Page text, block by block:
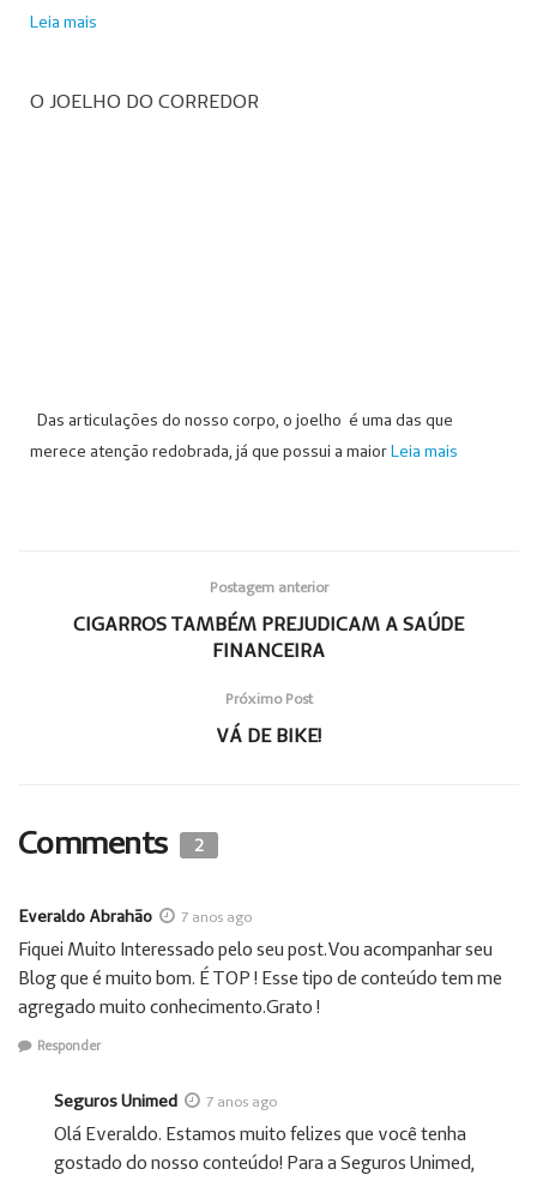
Leia mais
O JOELHO DO CORREDOR
Das articulações do nosso corpo, o joelho é uma das que
merece atenção redobrada, já que possui a maiorLeia mais
Postagem anterior
CIGARROS TAMBÉM PREJUDICAM A SAÚDE
FINANCEIRA
Próximo Post
VÁ DE BIKE!
Comments 2
Everaldo Abrahão 7 anos ago
Fiquei Muito Interessado pelo seu post.Vou acompanhar seu
Blog que é muito bom. É TOP ! Esse tipo de conteúdo tem me
agregado muito conhecimento.Grato !
Responder
Seguros Unimed 7 anos ago
Olá Everaldo. Estamos muito felizes que você tenha
gostado do nosso conteúdo! Para a Seguros Unimed,